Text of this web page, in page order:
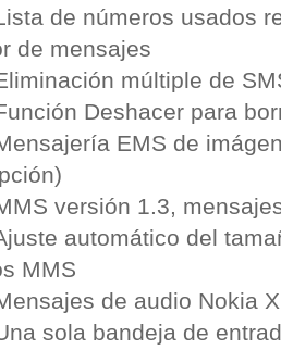
de números usados
de mensajes
múltiple de
Deshacer para
EMS de
versión 1.3,
automático del
MMS
de audio Nokia
sola bandeja de